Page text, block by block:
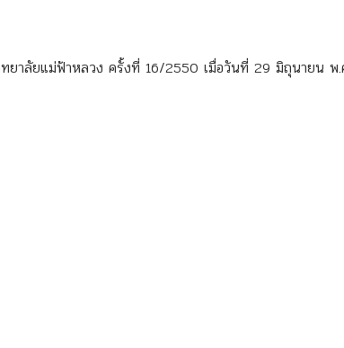
ยาลัยแม่ฟ้าหลวง ครั้งที่ 16/2550 เมื่อวันที่ 29 มิถุนายน พ